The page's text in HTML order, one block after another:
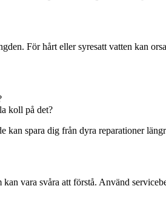
För hårt eller syresatt vatten kan
koll på det?
kan spara dig från dyra reparationer
vara svåra att förstå. Använd